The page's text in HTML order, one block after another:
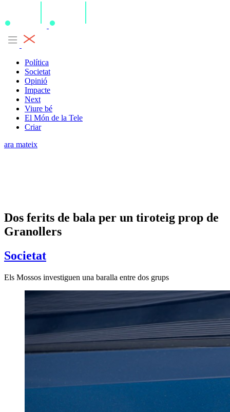
Política
Societat
Opinió
Impacte
Next
Viure bé
El Món de la Tele
Criar
ara mateix
Dos ferits de bala per un tiroteig prop de
Granollers
Societat
Els Mossos investiguen una baralla entre dos grups